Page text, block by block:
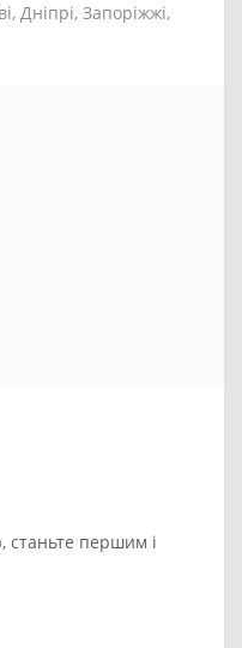
Дніпрі, Запоріжжі,
станьте першим і